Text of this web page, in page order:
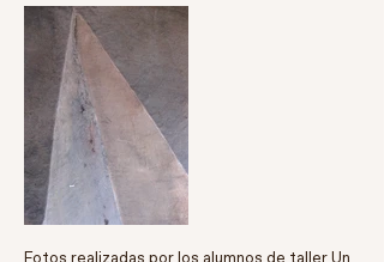
Fotos realizadas por los alumnos de taller Un